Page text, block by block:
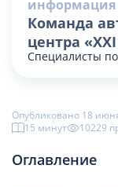
информация
Команда
центра
Специалисты
Опубликовано 18
15 минут
10229
Оглавление